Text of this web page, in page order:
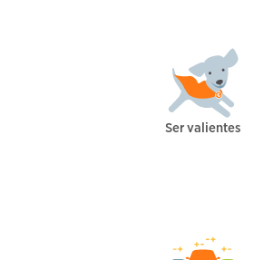
Ser valientes